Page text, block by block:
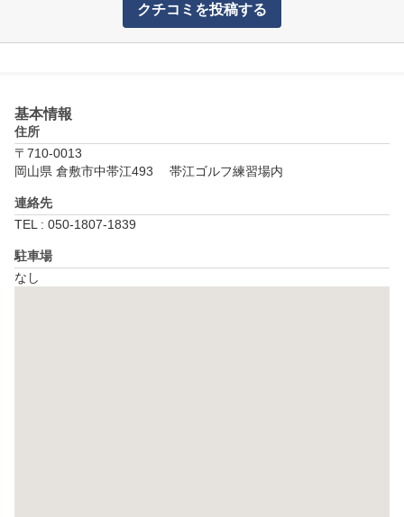
クチコミを投稿する
基本情報
住所
〒710-0013
岡山県 倉敷市中帯江493 　帯江ゴルフ練習場内
連絡先
TEL : 050-1807-1839
駐車場
なし